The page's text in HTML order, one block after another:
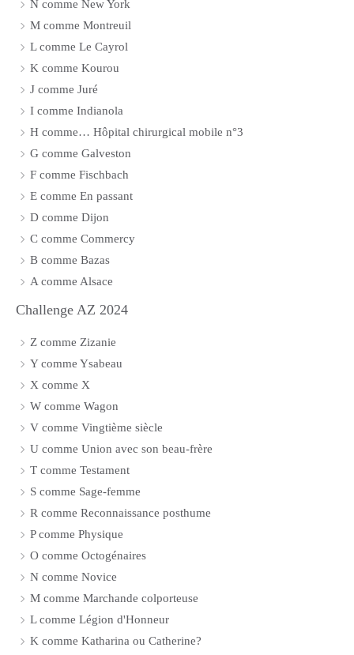
N comme New York
M comme Montreuil
L comme Le Cayrol
K comme Kourou
J comme Juré
I comme Indianola
H comme… Hôpital chirurgical mobile n°3
G comme Galveston
F comme Fischbach
E comme En passant
D comme Dijon
C comme Commercy
B comme Bazas
A comme Alsace
Challenge AZ 2024
Z comme Zizanie
Y comme Ysabeau
X comme X
W comme Wagon
V comme Vingtième siècle
U comme Union avec son beau-frère
T comme Testament
S comme Sage-femme
R comme Reconnaissance posthume
P comme Physique
O comme Octogénaires
N comme Novice
M comme Marchande colporteuse
L comme Légion d'Honneur
K comme Katharina ou Catherine?